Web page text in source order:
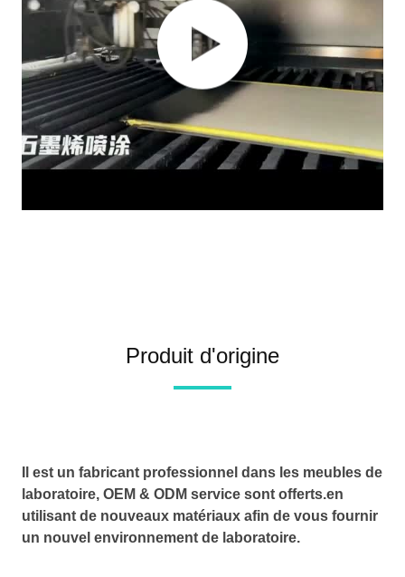
Produit d'origine
Il est un fabricant professionnel dans les meubles de
laboratoire, OEM & ODM service sont offerts.en
utilisant de nouveaux matériaux afin de vous fournir
un nouvel environnement de laboratoire.